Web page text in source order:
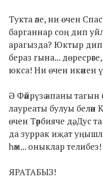
Тукта әле, ни өчен
барганнар соң дип
арагызда? Юктыр
бераз гына...
юкса! Ни өчен икәнен
Ә Фәйрүзә апаны
лауреаты булуы
өчен Тәрбияче дә, Дус
да зуррак иҗат
һәм... оныклар телибез!
ЯРАТАБЫЗ!